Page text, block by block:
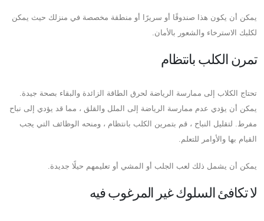
يمكن أن يكون هذا صندوقًا أو سريرًا أو منطقة مخصصة في منزلك حيث يمكن
لكلبك الاسترخاء والشعور بالأمان.
تمرن الكلب بانتظام
تحتاج الكلاب إلى ممارسة الرياضة لحرق الطاقة الزائدة والبقاء بصحة جيدة.
يمكن أن يؤدي عدم ممارسة الرياضة إلى الملل والقلق ، مما قد يؤدي إلى نباح
مفرط. لتقليل النباح ، قم بتمرين الكلب بانتظام ، ومنحه الوظائف التي يجب
القيام بها والأوامر للتعلم.
يمكن أن يشمل ذلك لعب الجلب أو المشي أو تعليمهم حيلًا جديدة.
لا تكافئ السلوك غير المرغوب فيه